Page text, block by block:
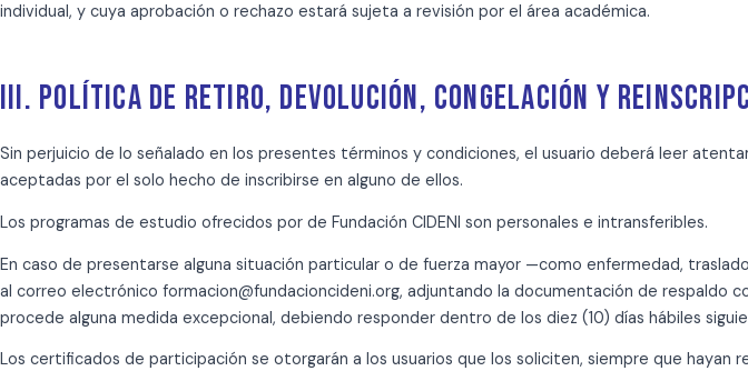
individual, y cuya aprobación o rechazo estará sujeta a revisión por el área académica.
III. POLÍTICA DE RETIRO, DEVOLUCIÓN, CONGELACIÓN Y
Sin perjuicio de lo señalado en los presentes términos y condiciones, el usuario deberá leer
aceptadas por el solo hecho de inscribirse en alguno de ellos.
Los programas de estudio ofrecidos por de Fundación CIDENI son personales e intransferibles.
En caso de presentarse alguna situación particular o de fuerza mayor —como enfermedad,
al correo electrónico formacion@fundacioncideni.org, adjuntando la documentación de respaldo
procede alguna medida excepcional, debiendo responder dentro de los diez (10) días hábiles
Los certificados de participación se otorgarán a los usuarios que los soliciten, siempre que